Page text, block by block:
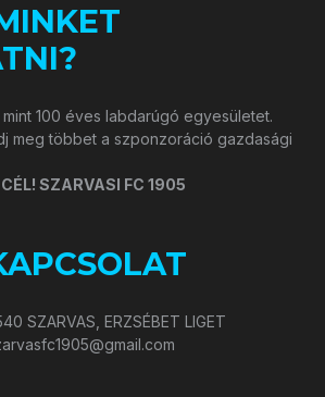
100 éves labdarúgó egyesületet.
meg többet a szponzoráció gazdasági
SZARVASI FC 1905
SZARVAS, ERZSÉBET LIGET